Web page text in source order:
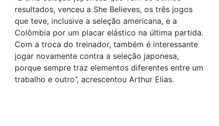
resultados, venceu a She Believes, os três jogos
que teve, inclusive a seleção americana, e a
Colômbia por um placar elástico na última partida.
Com a troca do treinador, também é interessante
jogar novamente contra a seleção japonesa,
porque sempre traz elementos diferentes entre um
trabalho e outro”, acrescentou Arthur Elias.